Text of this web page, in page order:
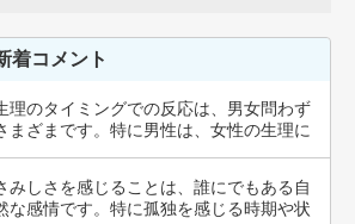
着コメント
理のタイミングでの反応は、男女問わず
まざまです。特に男性は、女性の生理に
みしさを感じることは、誰にでもある自
な感情です。特に孤独を感じる時期や状